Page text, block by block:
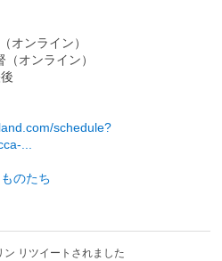
オンライン）
オンライン）
schedule?
...
のたち
ン リツイートされました